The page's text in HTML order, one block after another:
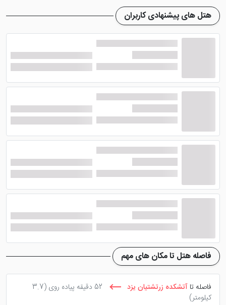
ساعات خوشی را سپری کرد.
هتل ترنج سنت یزد دارای امکانات و خدمات همچون
پاركينگ رایگان غیر مسقف، لابی، سرویس بهداشتی ایرانی در
راهرو و فرنگی در محوطه اقامتگاه، كافی شاپ، رستوران،
اينترنت در لابی و اتاق، پرسنل مسلط به زبان انگليسی،
تلويزيون در لابی مجموعه، خدمات خشکشویی می باشد
همچنین فاصله مناسب نسبت به اماکن دیدنی شهر نز از
مزیت های دیگر این هتل است.
هتل های پیشنهادی کاربران
فاصله هتل تا مکان های مهم
فاصله تا آتشکده زرتشتیان یزد 52 دقیقه پیاده روی
(3.7
کیلومتر)